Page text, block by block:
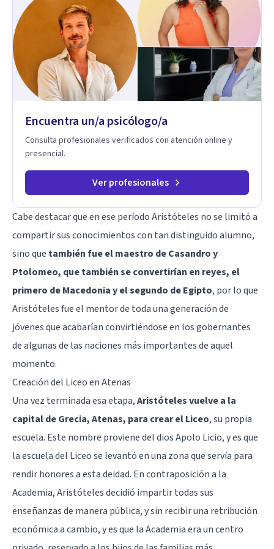
es derecho de toda la GENTE.
Encuentra un/a psicólogo/a
Consulta profesionales verificados con atención online y
presencial.
Ver profesionales
Cabe destacar que en ese período Aristóteles no se limitó a
compartir sus conocimientos con tan distinguido alumno,
sino que también fue el maestro de Casandro y
Ptolomeo, que también se convertirían en reyes, el
primero de Macedonia y el segundo de Egipto, por lo que
Aristóteles fue el mentor de toda una generación de
jóvenes que acabarían convirtiéndose en los gobernantes
de algunas de las naciones más importantes de aquel
momento.
Creación del Liceo en Atenas
Una vez terminada esa etapa,Aristóteles vuelve a la
capital de Grecia, Atenas, para crear el Liceo, su propia
escuela. Este nombre proviene del dios Apolo Licio, y es que
la escuela del Liceo se levantó en una zona que servía para
rendir honores a esta deidad. En contraposición a la
Academia, Aristóteles decidió impartir todas sus
enseñanzas de manera pública, y sin recibir una retribución
económica a cambio, y es que la Academia era un centro